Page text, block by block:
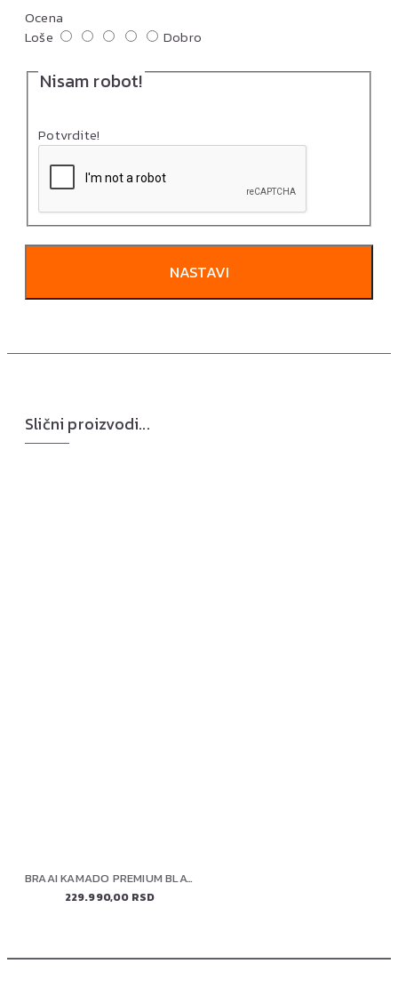
Ocena
Loše
Dobro
Nisam robot!
Potvrdite!
NASTAVI
Slični proizvodi...
BRAAI KAMADO PREMIUM BLACK 22" (56 cm)
229.990,00 RSD